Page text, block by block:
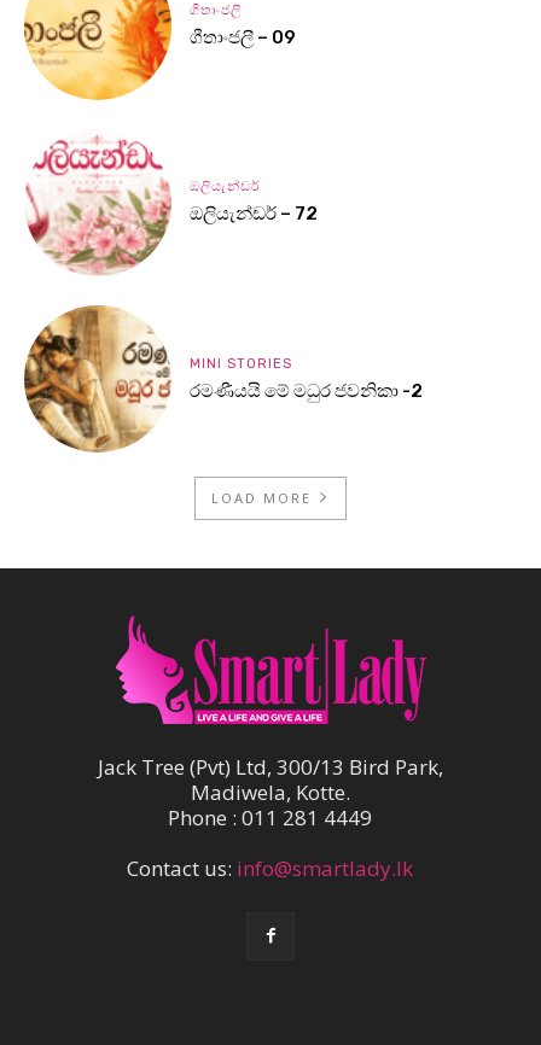
ගීතාංජලී
ගීතාංජලී – 09
ඔලියැන්ඩර්
ඔලියැන්ඩර් – 72
MINI STORIES
රමණීයයි මේ මධුර ජවනිකා -2
LOAD MORE
Jack Tree (Pvt) Ltd, 300/13 Bird Park,
Madiwela, Kotte.
Phone : 011 281 4449
Contact us: info@smartlady.lk